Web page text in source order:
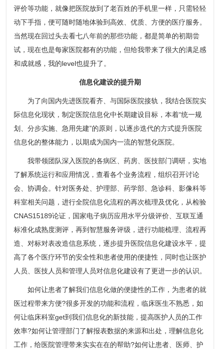
评价等功能，就像把医院放到了老百姓的手机里一样，只需轻轻
动下手指，便可随时随地体验到高效、优质、方便的医疗服务。
当然现在回过头去看七八年前的那些功能，都是简单的初期尝
试，现在也是每家医院都有的功能，但给我带来了很大的满足感
和成就感，我的level也提升了。
信息化建设的提升期
为了向国内先进医院看齐、与国际医院接轨，我结合医院实
际信息化现状，制定医院信息化中长期建设目标，本着“统一规
划、分步实施、急用先建”的原则，以逐步迭代的方式提升医院
信息化的整体能力，以期成为国内一流的智慧化医院。
我带领团队深入医院的各病区、药房、医技部门调研，实地
了解系统运行和应用情况，查看各个业务流程，组织召开讨论
会、协调会。针对医务处、护理部、药学部、急诊科、影像科等
科室相关问题，进行全院信息化流程的再次梳理及优化，从检验
CNAS15189论证，国家电子病历应用水平分级评价、互联互通
标准化成熟度测评，再到智慧服务评级，进行功能梳理、流程再
造、对标对表改造信息系统，逐步提升医院信息化建设水平，提
高了各个医疗环节的安全性和患者使用的便捷性，同时也让医护
人员、医技人员和管理人员对信息化建设有了更进一步的认识。
如何让患者了解我们信息化做的便捷性的工作，为患者的就
医过程带来方便?很多开发的功能和流程，临床医生不熟悉，如
何让临床科室get到我们信息化的新技能，提高医护人员的工作
效率?如何让管理部门了解报表数据的来源和出处，理解信息化
工作，给医院管理带来实实在在的帮助?如何让患者、医师、护